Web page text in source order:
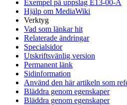
Exempel på uppslag E13-00-A
Hjälp om MediaWiki
Verktyg
Vad som länkar hit
Relaterade ändringar
Specialsidor
Utskriftsvänlig version
Permanent länk
Sidinformation
Använd den här artikeln som
Bläddra genom egenskaper
Bläddra genom egenskaper